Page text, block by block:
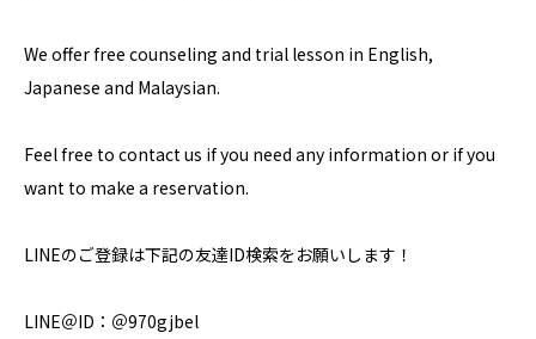
We offer free counseling and trial lesson in English,
Japanese and Malaysian.
Feel free to contact us if you need any information or if you
want to make a reservation.
LINEのご登録は下記の友達ID検索をお願いします！
LINE＠ID：＠970gjbel